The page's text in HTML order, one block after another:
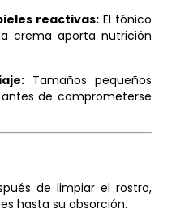
reactivas: El tónico
crema aporta nutrición
Tamaños pequeños
de comprometerse
de limpiar el rostro,
hasta su absorción.